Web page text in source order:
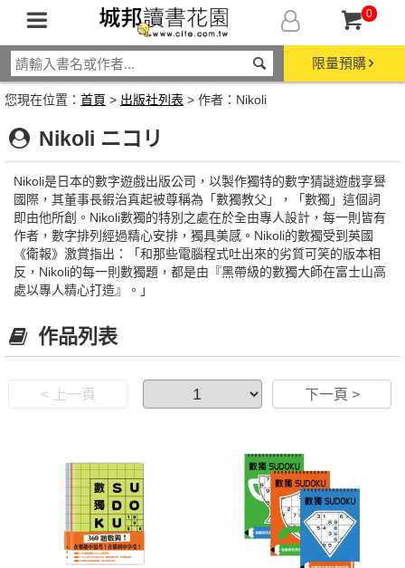
0
限量預購
您現在位置： 首頁 > 出版社列表 > 作者：Nikoli
Nikoli ニコリ
Nikoli是日本的數字遊戲出版公司，以製作獨特的數字猜謎遊戲享譽
國際，其董事長鍜治真起被尊稱為「數獨教父」，「數獨」這個詞
即由他所創。Nikoli數獨的特別之處在於全由專人設計，每一則皆有
作者，數字排列經過精心安排，獨具美感。Nikoli的數獨受到英國
《衛報》激賞指出：「和那些電腦程式吐出來的劣質可笑的版本相
反，Nikoli的每一則數獨題，都是由『黑帶級的數獨大師在富士山高
處以專人精心打造』。」
作品列表
< 上一頁 下一頁 >